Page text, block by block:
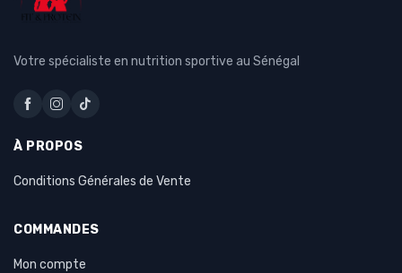
Votre spécialiste en nutrition sportive au Sénégal
À PROPOS
Conditions Générales de Vente
COMMANDES
Mon compte